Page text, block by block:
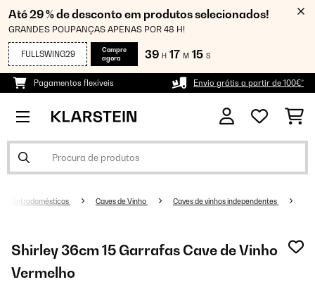
Até 29 % de desconto em produtos selecionados!
GRANDES POUPANÇAS APENAS POR 48 H!
FULLSWING29
Compre
agora
39 H 17 M 14 S
Pagamentos flexíveis Envio grátis a partir de 100€*
Eletrodomésticos Caves de Vinho Caves de vinhos independentes
Shirley 36cm 15 Garrafas Cave de Vinho
Vermelho